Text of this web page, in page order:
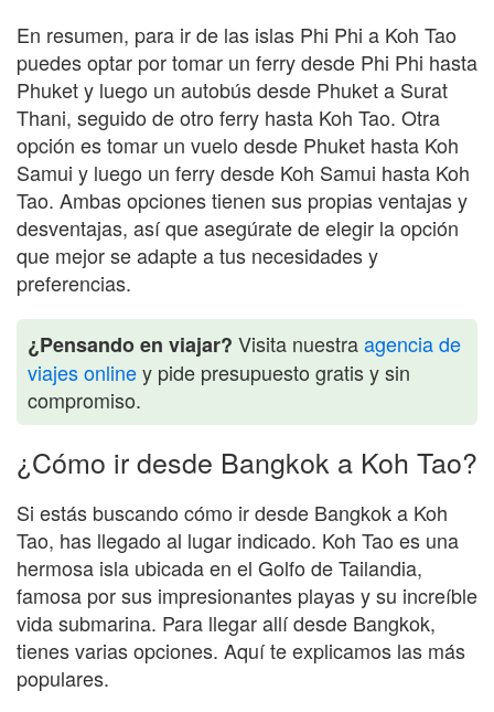
En resumen, para ir de las islas Phi Phi a Koh Tao
puedes optar por tomar un ferry desde Phi Phi hasta
Phuket y luego un autobús desde Phuket a Surat
Thani, seguido de otro ferry hasta Koh Tao. Otra
opción es tomar un vuelo desde Phuket hasta Koh
Samui y luego un ferry desde Koh Samui hasta Koh
Tao. Ambas opciones tienen sus propias ventajas y
desventajas, así que asegúrate de elegir la opción
que mejor se adapte a tus necesidades y
preferencias.
¿Pensando en viajar? Visita nuestraagencia de
viajes onliney pide presupuesto gratis y sin
compromiso.
¿Cómo ir desde Bangkok a Koh Tao?
Si estás buscando cómo ir desde Bangkok a Koh
Tao, has llegado al lugar indicado. Koh Tao es una
hermosa isla ubicada en el Golfo de Tailandia,
famosa por sus impresionantes playas y su increíble
vida submarina. Para llegar allí desde Bangkok,
tienes varias opciones. Aquí te explicamos las más
populares.